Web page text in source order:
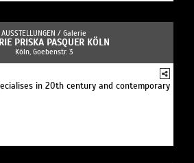
AUSSTELLUNGEN / Galerie
PRISKA PASQUER KÖLN
Köln, Goebenstr. 3
in 20th century and contemporary